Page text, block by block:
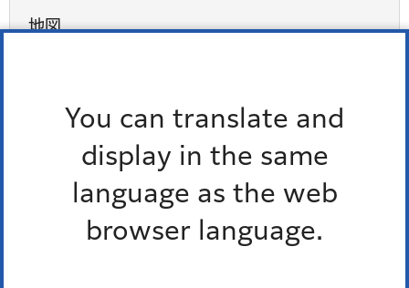
You can translate and
display in the same
language as the web
browser language.
地図
よくある質問